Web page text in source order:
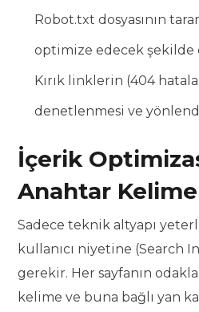
Robot.txt dosyasının
optimize edecek şekilde
Kırık linklerin (404
denetlenmesi ve
İçerik
Anahtar
Sadece teknik altyapı
kullanıcı niyetine (Search
gerekir. Her sayfanın
kelime ve buna bağlı yan